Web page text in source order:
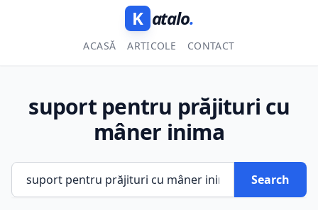
K atalo.
ACASĂ ARTICOLE CONTACT
suport pentru prăjituri cu
mâner inima
Search